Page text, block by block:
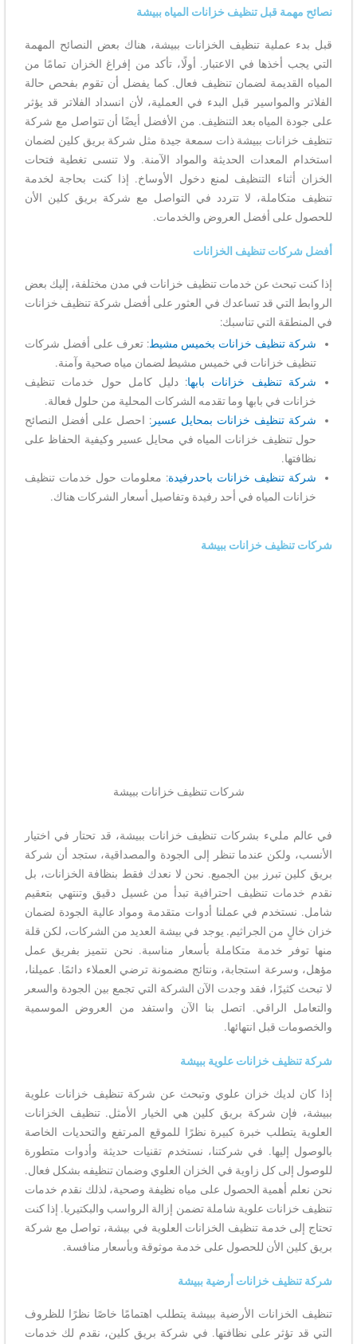
نصائح مهمة قبل تنظيف خزانات المياه ببيشة
قبل بدء عملية تنظيف الخزانات ببيشة، هناك بعض النصائح المهمة
التي يجب أخذها في الاعتبار. أولًا، تأكد من إفراغ الخزان تمامًا من
المياه القديمة لضمان تنظيف فعال. كما يفضل أن تقوم بفحص حالة
الفلاتر والمواسير قبل البدء في العملية، لأن انسداد الفلاتر قد يؤثر
على جودة المياه بعد التنظيف. من الأفضل أيضًا أن تتواصل مع شركة
تنظيف خزانات ببيشة ذات سمعة جيدة مثل شركة بريق كلين لضمان
استخدام المعدات الحديثة والمواد الآمنة. ولا تنسى تغطية فتحات
الخزان أثناء التنظيف لمنع دخول الأوساخ. إذا كنت بحاجة لخدمة
تنظيف متكاملة، لا تتردد في التواصل مع شركة بريق كلين الأن
للحصول على أفضل العروض والخدمات.
أفضل شركات تنظيف الخزانات
إذا كنت تبحث عن خدمات تنظيف خزانات في مدن مختلفة، إليك بعض
الروابط التي قد تساعدك في العثور على أفضل شركة تنظيف خزانات
في المنطقة التي تناسبك:
شركة تنظيف خزانات بخميس مشيط: تعرف على أفضل شركات
تنظيف خزانات في خميس مشيط لضمان مياه صحية وآمنة.
شركة تنظيف خزانات بابها: دليل كامل حول خدمات تنظيف
خزانات في بابها وما تقدمه الشركات المحلية من حلول فعالة.
شركة تنظيف خزانات بمحايل عسير : احصل على أفضل النصائح
حول تنظيف خزانات المياه في محايل عسير وكيفية الحفاظ على
نظافتها.
شركة تنظيف خزانات باحدرفيدة: معلومات حول خدمات تنظيف
خزانات المياه في أحد رفيدة وتفاصيل أسعار الشركات هناك.
شركات تنظيف خزانات ببيشة
شركات تنظيف خزانات ببيشة
في عالم مليء بشركات تنظيف خزانات ببيشة، قد تحتار في اختيار
الأنسب، ولكن عندما تنظر إلى الجودة والمصداقية، ستجد أن شركة
بريق كلين تبرز بين الجميع. نحن لا نعدك فقط بنظافة الخزانات، بل
نقدم خدمات تنظيف احترافية تبدأ من غسيل دقيق وتنتهي بتعقيم
شامل. نستخدم في عملنا أدوات متقدمة ومواد عالية الجودة لضمان
خزان خالٍ من الجراثيم. يوجد في بيشة العديد من الشركات، لكن قلة
منها توفر خدمة متكاملة بأسعار مناسبة. نحن نتميز بفريق عمل
مؤهل، وسرعة استجابة، ونتائج مضمونة ترضي العملاء دائمًا. عميلنا،
لا تبحث كثيرًا، فقد وجدت الآن الشركة التي تجمع بين الجودة والسعر
والتعامل الراقي. اتصل بنا الآن واستفد من العروض الموسمية
والخصومات قبل انتهائها.
شركة تنظيف خزانات علوية ببيشة
إذا كان لديك خزان علوي وتبحث عن شركة تنظيف خزانات علوية
ببيشة، فإن شركة بريق كلين هي الخيار الأمثل. تنظيف الخزانات
العلوية يتطلب خبرة كبيرة نظرًا للموقع المرتفع والتحديات الخاصة
بالوصول إليها. في شركتنا، نستخدم تقنيات حديثة وأدوات متطورة
للوصول إلى كل زاوية في الخزان العلوي وضمان تنظيفه بشكل فعال.
نحن نعلم أهمية الحصول على مياه نظيفة وصحية، لذلك نقدم خدمات
تنظيف خزانات علوية شاملة تضمن إزالة الرواسب والبكتيريا. إذا كنت
تحتاج إلى خدمة تنظيف الخزانات العلوية في بيشة، تواصل مع شركة
بريق كلين الأن للحصول على خدمة موثوقة وبأسعار منافسة.
شركة تنظيف خزانات أرضية ببيشة
تنظيف الخزانات الأرضية ببيشة يتطلب اهتمامًا خاصًا نظرًا للظروف
التي قد تؤثر على نظافتها. في شركة بريق كلين، نقدم لك خدمات